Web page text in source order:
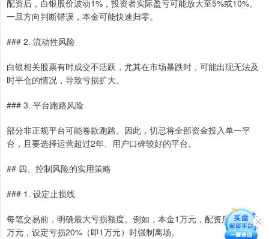
配资后，白银股价波动1%，投资者实际盈亏可能放大至5%或10%。
一旦方向判断错误，本金可能快速归零。
### 2. 流动性风险
白银相关股票有时成交不活跃，尤其在市场暴跌时，可能出现无法及
时平仓的情况，导致亏损扩大。
### 3. 平台跑路风险
部分非正规平台可能卷款跑路。因此，切忌将全部资金投入单一平
台，且要选择运营超过2年、用户口碑较好的平台。
## 四、控制风险的实用策略
### 1. 设定止损线
每笔交易前，明确最大亏损额度。例如，本金1万元，配资后总资金5
万元，设定亏损20%（即1万元）时强制离场。